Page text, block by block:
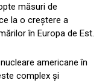
măsuri de
la o creștere a
în Europa de Est.
americane în
complex și